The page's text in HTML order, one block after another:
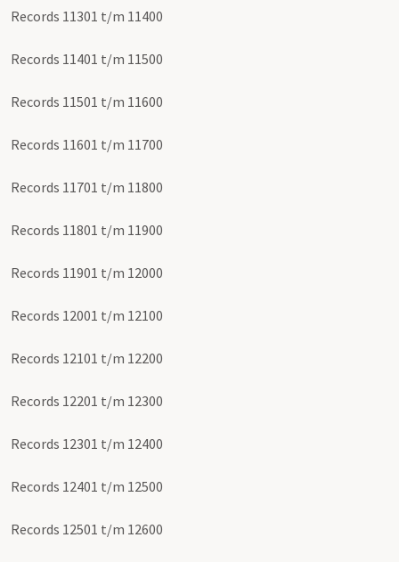
Records 11301 t/m 11400
Records 11401 t/m 11500
Records 11501 t/m 11600
Records 11601 t/m 11700
Records 11701 t/m 11800
Records 11801 t/m 11900
Records 11901 t/m 12000
Records 12001 t/m 12100
Records 12101 t/m 12200
Records 12201 t/m 12300
Records 12301 t/m 12400
Records 12401 t/m 12500
Records 12501 t/m 12600